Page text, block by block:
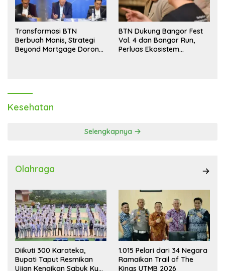
Transformasi BTN
Berbuah Manis, Strategi
Beyond Mortgage Dorong
BTN Dukung Bangor Fest
Vol. 4 dan Bangor Run,
Perluas Ekosistem
Kesehatan
Selengkapnya
Olahraga
Diikuti 300 Karateka,
Bupati Taput Resmikan
Ujian Kenaikan Sabuk Kyu
1.015 Pelari dari 34 Negara
Ramaikan Trail of The
Kings UTMB 2026